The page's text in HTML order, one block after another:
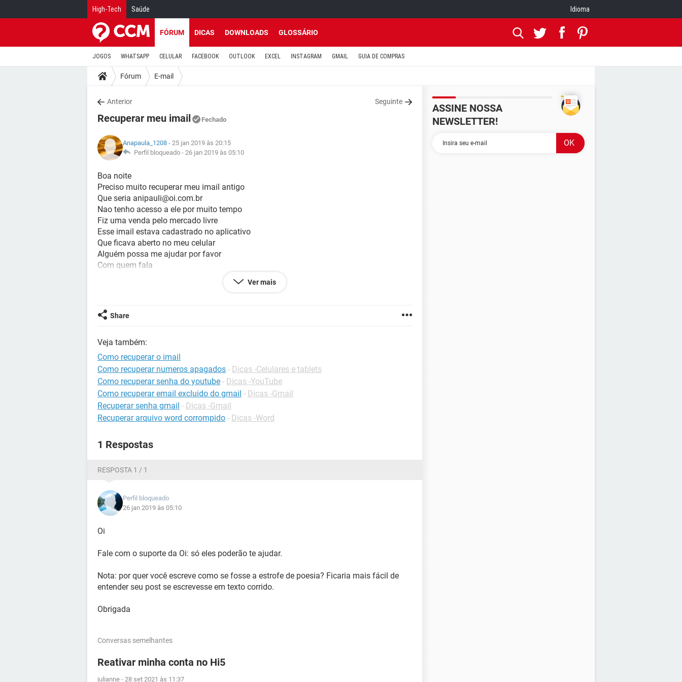
High-Tech Saúde Idioma
FÓRUM DICAS DOWNLOADS GLOSSÁRIO
JOGOS WHATSAPP CELULAR FACEBOOK OUTLOOK EXCEL INSTAGRAM GMAIL GUIA DE COMPRAS
Fórum E-mail
Anterior Seguinte
Recuperar meu imail Fechado
Anapaula_1208 - 25 jan 2019 às 20:15
Perfil bloqueado - 26 jan 2019 às 05:10
Boa noite
Preciso muito recuperar meu imail antigo
Que seria anipauli@oi.com.br
Nao tenho acesso a ele por muito tempo
Fiz uma venda pelo mercado livre
Esse imail estava cadastrado no aplicativo
Que ficava aberto no meu celular
Alguém possa me ajudar por favor
Com quem fala
Desde ja agradeço
Pela ajuda de alguém
Ver mais
Share
Veja também:
Como recuperar o imail
Como recuperar numeros apagados - Dicas -Celulares e tablets
Como recuperar senha do youtube - Dicas -YouTube
Como recuperar email excluido do gmail - Dicas -Gmail
Recuperar senha gmail - Dicas -Gmail
Recuperar arquivo word corrompido - Dicas -Word
1 Respostas
RESPOSTA 1 / 1
Perfil bloqueado
26 jan 2019 às 05:10
Oi
Fale com o suporte da Oi: só eles poderão te ajudar.
Nota: por quer você escreve como se fosse a estrofe de poesia? Ficaria mais fácil de
entender seu post se escrevesse em texto corrido.
Obrigada
Conversas semelhantes
Reativar minha conta no Hi5
julianne - 28 set 2021 às 11:37
ASSINE NOSSA
NEWSLETTER!